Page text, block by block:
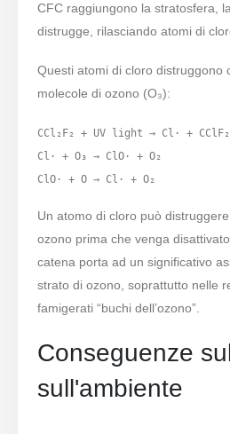
CFC raggiungono la stratosfera,
distrugge, rilasciando atomi di
Questi atomi di cloro distruggono
molecole di ozono (O₃):
CCl₂F₂ + UV light → Cl· + CClF₂
Cl· + O₃ → ClO· + O₂
Un atomo di cloro può
ozono prima che venga
catena porta ad un significativo
strato di ozono, soprattutto nelle
famigerati “buchi dell’ozono”.
Conseguenze
sull'ambiente